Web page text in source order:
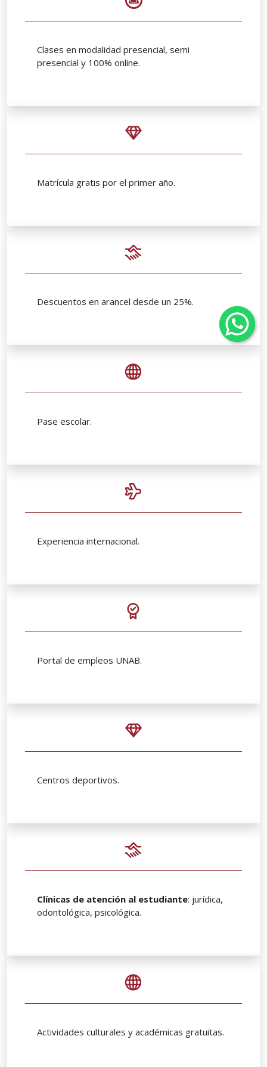
Clases en modalidad presencial, semi
presencial y 100% online.
Matrícula gratis por el primer año.
Descuentos en arancel desde un 25%.
Pase escolar.
Experiencia internacional.
Portal de empleos UNAB.
Centros deportivos.
Clínicas de atención al estudiante: jurídica,
odontológica, psicológica.
Actividades culturales y académicas gratuitas.